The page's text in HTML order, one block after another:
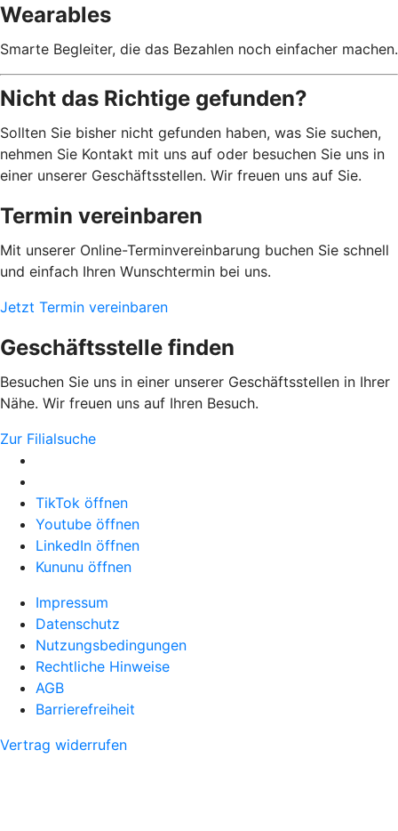
Wearables
Smarte Begleiter, die das Bezahlen noch einfacher machen.
Nicht das Richtige gefunden?
Sollten Sie bisher nicht gefunden haben, was Sie suchen,
nehmen Sie Kontakt mit uns auf oder besuchen Sie uns in
einer unserer Geschäftsstellen. Wir freuen uns auf Sie.
Termin vereinbaren
Mit unserer Online-Terminvereinbarung buchen Sie schnell
und einfach Ihren Wunschtermin bei uns.
Jetzt Termin vereinbaren
Geschäftsstelle finden
Besuchen Sie uns in einer unserer Geschäftsstellen in Ihrer
Nähe. Wir freuen uns auf Ihren Besuch.
Zur Filialsuche
TikTok öffnen
Youtube öffnen
LinkedIn öffnen
Kununu öffnen
Impressum
Datenschutz
Nutzungsbedingungen
Rechtliche Hinweise
AGB
Barrierefreiheit
Vertrag widerrufen